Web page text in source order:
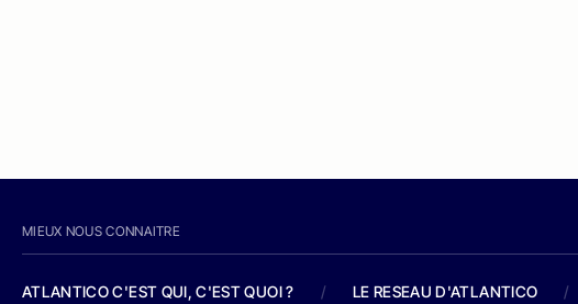
MIEUX NOUS CONNAITRE
ATLANTICO C'EST QUI, C'EST QUOI ? / LE RESEAU D'ATLANTICO /